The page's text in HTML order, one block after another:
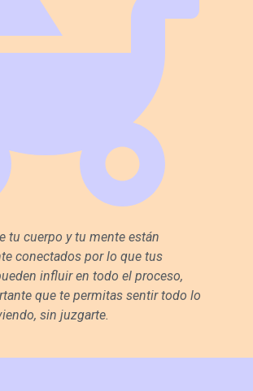
tu cuerpo y tu mente están
conectados por lo que tus
influir en todo el proceso,
que te permitas sentir todo lo
sin juzgarte.